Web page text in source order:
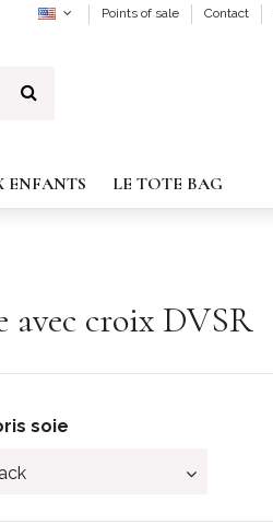
Points of sale Contact
ENFANTS LE TOTE BAG
avec croix DVSR
soie